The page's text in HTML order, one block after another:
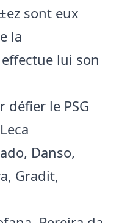
sont eux
la
lui son
défier le PSG
Danso,
Gradit,